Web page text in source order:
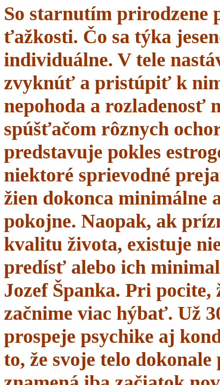
So starnutím prirodzene
ťažkosti. Čo sa týka
individuálne. V tele
zvyknúť a pristúpiť k
nepohoda a
spúšťačom rôznych
predstavuje pokles
niektoré sprievodné
žien dokonca minimálne
pokojne. Naopak, ak
kvalitu života, existuje
predísť alebo ich
Jozef Španka. Pri
začnime viac hýbať. Už
prospeje psychike aj
to, že svoje telo dokonale